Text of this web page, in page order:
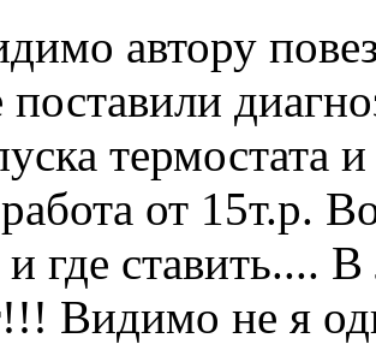
автору
термостата
от 15т.р.
и где ставить....
Видимо не я